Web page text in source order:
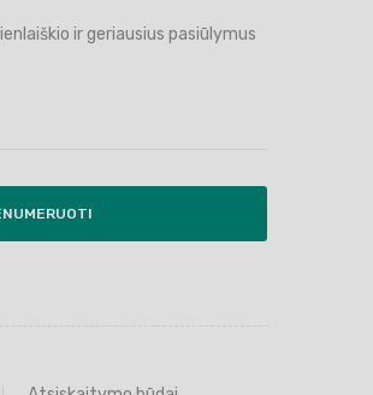
ir geriausius pasiūlymus